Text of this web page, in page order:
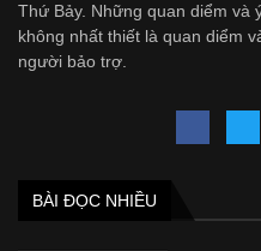
Thứ Bảy. Những quan diểm và
không nhất thiết là quan diểm
người bảo trợ.
BÀI ĐỌC NHIỀU